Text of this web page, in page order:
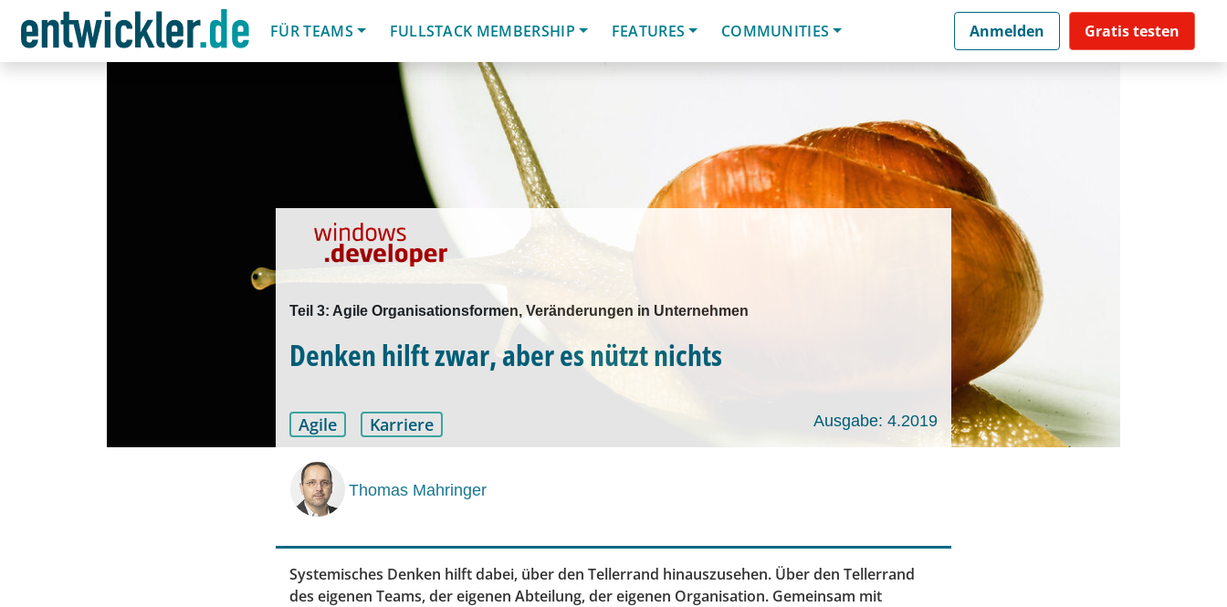
FÜR TEAMS
FULLSTACK MEMBERSHIP FEATURES COMMUNITIES Anmelden Gratis testen
Teil 3: Agile Organisationsformen, Veränderungen in Unternehmen
Denken hilft zwar, aber es nützt nichts
Agile Karriere Ausgabe: 4.2019
Thomas Mahringer
Systemisches Denken hilft dabei, über den Tellerrand hinauszusehen. Über den Tellerrand
des eigenen Teams, der eigenen Abteilung, der eigenen Organisation. Gemeinsam mit